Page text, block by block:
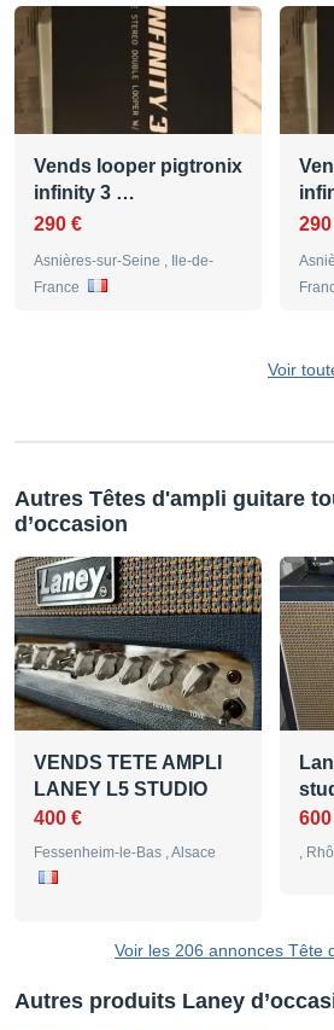
Vends looper pigtronix
infinity 3 …
290 €
Asnières-sur-Seine , Ile-de-
France
Voir
Autres Têtes d'ampli guitare
d’occasion
VENDS TETE AMPLI
LANEY L5 STUDIO
400 €
Fessenheim-le-Bas , Alsace ,
Voir les 206 annonces Tête
Autres produits Laney